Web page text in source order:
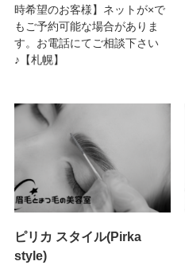
時希望のお客様】ネットが×で
もご予約可能な場合がありま
す。お電話にてご相談下さい
♪【札幌】
ピリカ スタイル(Pirka
style)